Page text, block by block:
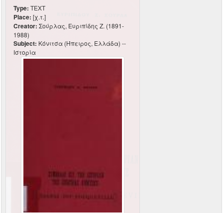
Type: TEXT
Place: [χ.τ.]
Creator: Σούρλας, Ευριπίδης Ζ. (1891-
1988)
Subject: Κόνιτσα (Ήπειρος, Ελλάδα) --
Ιστορία